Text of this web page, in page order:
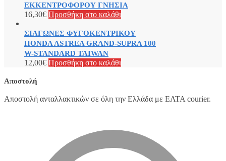
ΕΚΚΕΝΤΡΟΦΟΡΟΥ ΓΝΗΣΙΑ
16,30€ Προσθήκη στο καλάθι
ΣΙΑΓΩΝΕΣ ΦΥΓΟΚΕΝΤΡΙΚΟΥ
HONDA ASTREA GRAND-SUPRA 100
W-STANDARD TAIWAN
12,00€ Προσθήκη στο καλάθι
Αποστολή
Αποστολή ανταλλακτικών σε όλη την Ελλάδα με ΕΛΤΑ courier.